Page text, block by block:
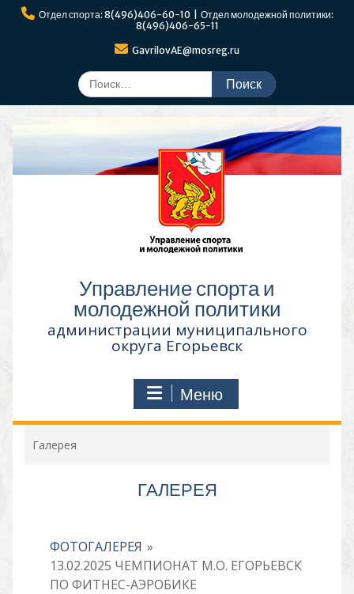
ПерейтиОтдел спорта: 8(496)406-60-10 | Отдел молодежной политики:
8(496)406-65-11
GavrilovAE@mosreg.ru
Поиск
по:
Управление спорта и
молодежной политики
администрации муниципального
округа Егорьевск
Меню
Галерея
ГАЛЕРЕЯ
ФОТОГАЛЕРЕЯ »
13.02.2025 ЧЕМПИОНАТ М.О. ЕГОРЬЕВСК
ПО ФИТНЕС-АЭРОБИКЕ